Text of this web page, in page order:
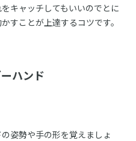
キャッチしてもいいのでとに
すことが上達するコツです。
ハンド
姿勢や手の形を覚えましょ